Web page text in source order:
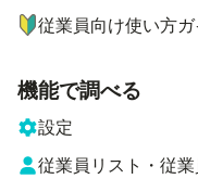
従業員向け使い方ガ
機能で調べる
設定
従業員リスト・従